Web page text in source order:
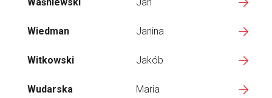
Wiedman Janina
Witkowski Jakób
Wudarska Maria